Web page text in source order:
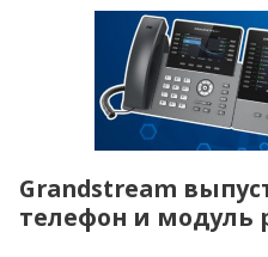
Grandstream
телефон и модуль